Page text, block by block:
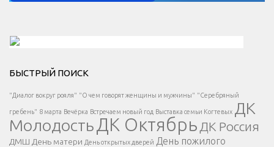
Есть вопрос?
Напишите нам
</span >
БЫСТРЫЙ ПОИСК
"Диалог вокруг рояля" "О чем говорят женщины и мужчины" "Серебряный
гребень" 8 марта Вечёрка Встречаем новый год Выставка семьи Когтевых ДК
МолодостьДК Октябрь ДК Россия
ДМШ День матери День открытых дверей День пожилого